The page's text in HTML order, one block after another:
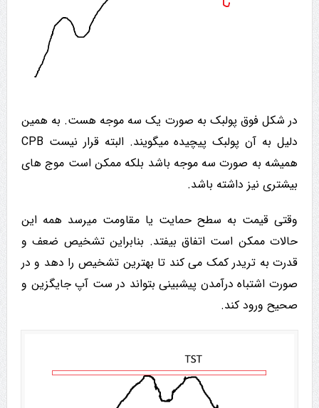
در شکل فوق پولبک به صورت یک سه موجه هست. به همین
دلیل به آن پولبک پیچیده میگویند. البته قرار نیست CPB
همیشه به صورت سه موجه باشد بلکه ممکن است موج های
بیشتری نیز داشته باشد.
وقتی قیمت به سطح حمایت یا مقاومت میرسد همه این
حالات ممکن است اتفاق بیفتد. بنابراین تشخیص ضعف و
قدرت به تریدر کمک می کند تا بهترین تشخیص را دهد و در
صورت اشتباه درآمدن پیشبینی بتواند در ست آپ جایگزین و
صحیح ورود کند.